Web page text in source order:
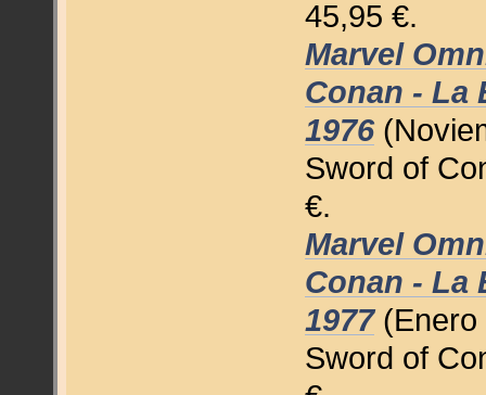
45,95 €.
Marvel
Conan - La
1976
Sword of
€.
Marvel
Conan - La
1977(Enero
Sword of